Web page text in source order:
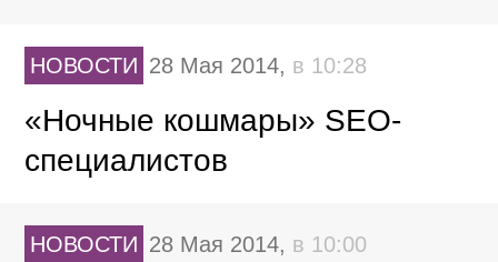
НОВОСТИ 28 Мая 2014, в 10:28
«Ночные кошмары» SEO-
специалистов
НОВОСТИ 28 Мая 2014, в 10:00